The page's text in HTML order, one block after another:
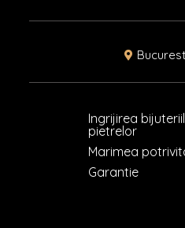
Ingrijirea
pietrelor
Marimea
Garantie